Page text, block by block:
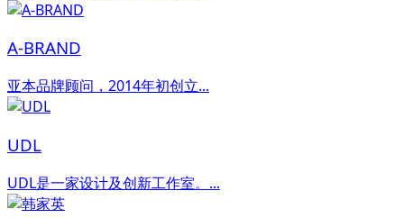
A-BRAND
亚本品牌顾问，2014年初创立...
UDL
UDL是一家设计及创新工作室。...